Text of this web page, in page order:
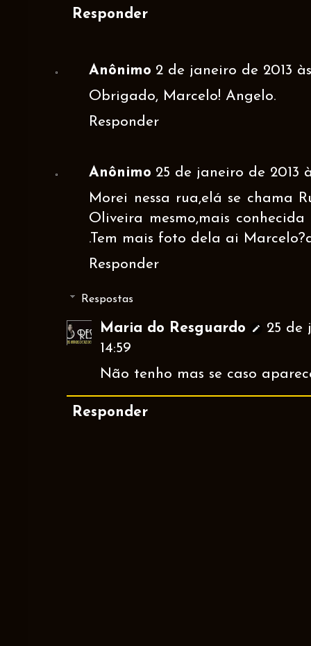
Responder
Anônimo 2 de janeiro de 2013 às
Obrigado, Marcelo! Angelo.
Responder
Anônimo 25 de janeiro de 2013
Morei nessa rua,elá se chama
Oliveira mesmo,mais
.Tem mais foto dela ai
Responder
Respostas
Maria do Resguardo
25 de
14:59
Não tenho mas se caso
Responder